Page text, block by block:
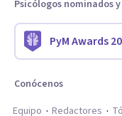
Psicólogos nominados
PyM Awards
Conócenos
Equipo
Redactores